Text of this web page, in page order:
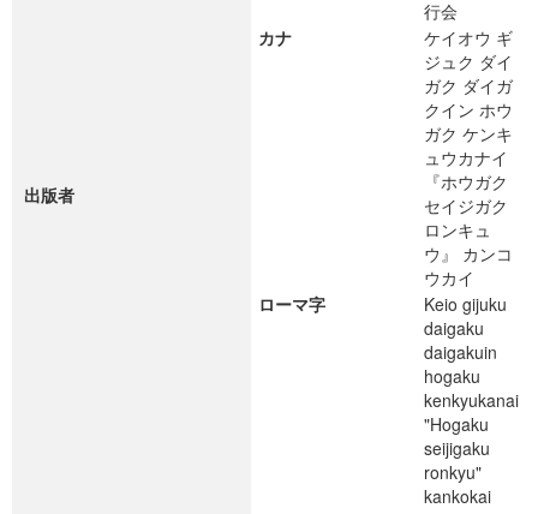
出版者
行会
カナ
ケイオウ ギ
ジュク ダイ
ガク ダイガ
クイン ホウ
ガク ケンキ
ュウカナイ
『ホウガク
セイジガク
ロンキュ
ウ』 カンコ
ウカイ
ローマ字
Keio gijuku
daigaku
daigakuin
hogaku
kenkyukanai
"Hogaku
seijigaku
ronkyu"
kankokai